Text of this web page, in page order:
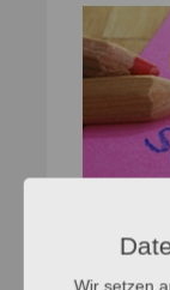
Wir setzen